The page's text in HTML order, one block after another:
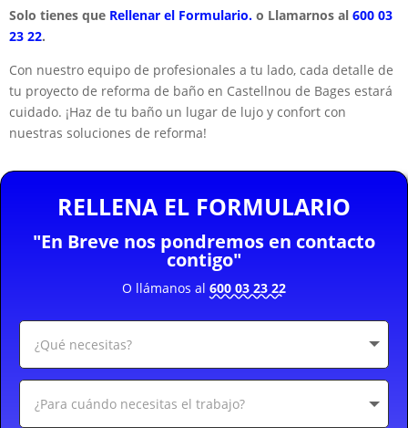
Solo tienes que Rellenar el Formulario. o Llamarnos al 600 03
23 22.
Con nuestro equipo de profesionales a tu lado, cada detalle de
tu proyecto de reforma de baño en Castellnou de Bages estará
cuidado. ¡Haz de tu baño un lugar de lujo y confort con
nuestras soluciones de reforma!
RELLENA EL FORMULARIO
"En Breve nos pondremos en contacto
contigo"
O llámanos al 600 03 23 22